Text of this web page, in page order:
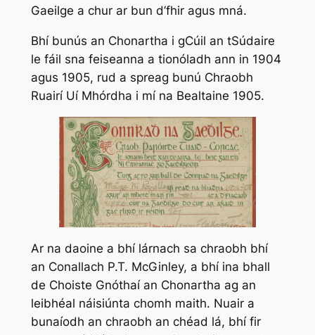
Gaeilge a chur ar bun d’fhir agus mná.
Bhí bunús an Chonartha i gCúil an tSúdaire
le fáil sna feiseanna a tionóladh ann in 1904
agus 1905, rud a spreag bunú Chraobh
Ruairí Uí Mhórdha i mí na Bealtaine 1905.
Ar na daoine a bhí lárnach sa chraobh bhí
an Conallach P.T. McGinley, a bhí ina bhall
de Choiste Gnóthaí an Chonartha ag an
leibhéal náisiúnta chomh maith. Nuair a
bunaíodh an chraobh an chéad lá, bhí fir